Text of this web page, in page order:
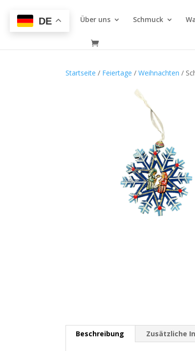
Über uns Schmuck
Startseite / Feiertage /Weihnachten /
Beschreibung Zusätzliche
DE